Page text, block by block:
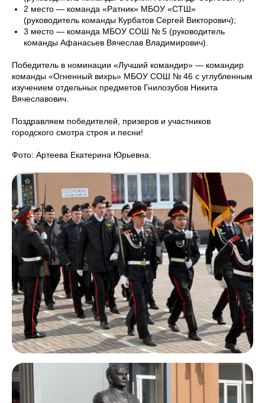
2 место — команда «Ратник» МБОУ «СТШ»
(руководитель команды Курбатов Сергей Викторович);
3 место — команда МБОУ СОШ № 5 (руководитель
команды Афанасьев Вячеслав Владимирович).
Победитель в номинации «Лучший командир» — командир
команды «Огненный вихрь» МБОУ СОШ № 46 с углубленным
изучением отдельных предметов Гнилозубов Никита
Вячеславович.
Поздравляем победителей, призеров и участников
городского смотра строя и песни!
Фото: Артеева Екатерина Юрьевна.